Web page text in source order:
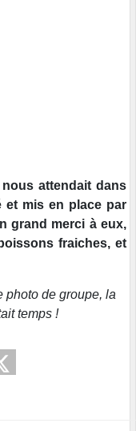
attendait dans
et mis en place par
grand merci à eux,
fraiches, et
photo de groupe, la
temps !